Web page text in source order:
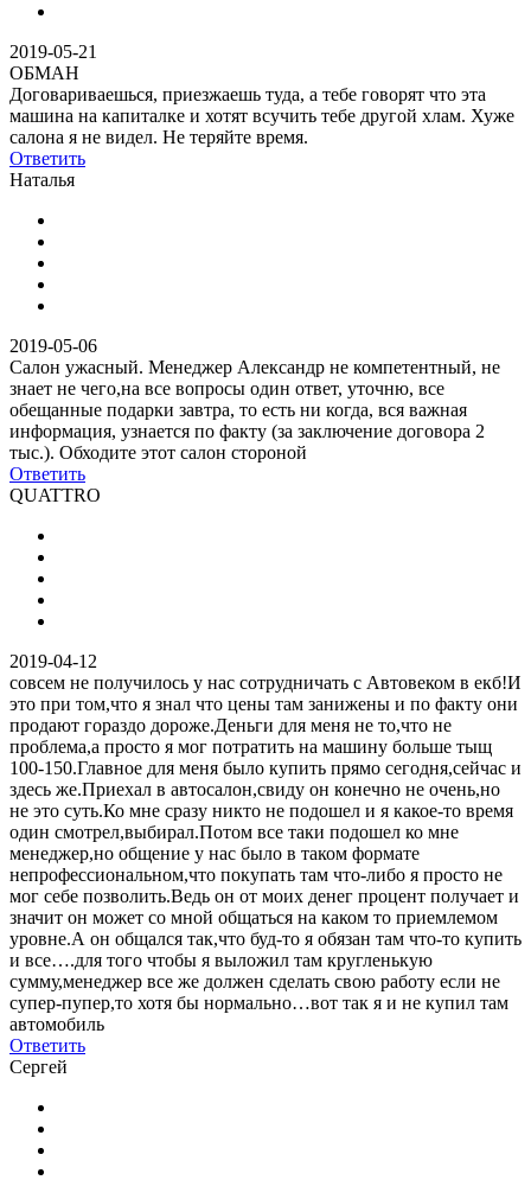
2019-05-21
ОБМАН
Договариваешься, приезжаешь туда, а тебе говорят что эта
машина на капиталке и хотят всучить тебе другой хлам. Хуже
салона я не видел. Не теряйте время.
Ответить
Наталья
2019-05-06
Салон ужасный. Менеджер Александр не компетентный, не
знает не чего,на все вопросы один ответ, уточню, все
обещанные подарки завтра, то есть ни когда, вся важная
информация, узнается по факту (за заключение договора 2
тыс.). Обходите этот салон стороной
Ответить
QUATTRO
2019-04-12
совсем не получилось у нас сотрудничать с Автовеком в екб!И
это при том,что я знал что цены там занижены и по факту они
продают гораздо дороже.Деньги для меня не то,что не
проблема,а просто я мог потратить на машину больше тыщ
100-150.Главное для меня было купить прямо сегодня,сейчас и
здесь же.Приехал в автосалон,свиду он конечно не очень,но
не это суть.Ко мне сразу никто не подошел и я какое-то время
один смотрел,выбирал.Потом все таки подошел ко мне
менеджер,но общение у нас было в таком формате
непрофессиональном,что покупать там что-либо я просто не
мог себе позволить.Ведь он от моих денег процент получает и
значит он может со мной общаться на каком то приемлемом
уровне.А он общался так,что буд-то я обязан там что-то купить
и все….для того чтобы я выложил там кругленькую
сумму,менеджер все же должен сделать свою работу если не
супер-пупер,то хотя бы нормально…вот так я и не купил там
автомобиль
Ответить
Сергей